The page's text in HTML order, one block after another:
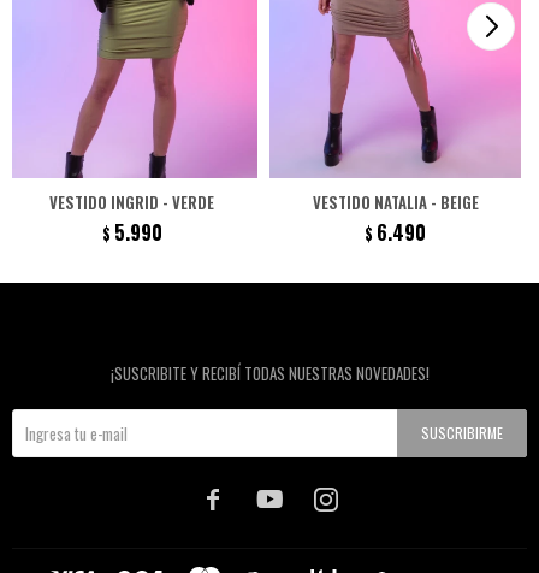
VESTIDO INGRID - VERDE
$ 5.990
VESTIDO NATALIA - BEIGE
$ 6.490
¡SUSCRIBITE Y RECIBÍ TODAS NUESTRAS NOVEDADES!
SUSCRIBIRME
  